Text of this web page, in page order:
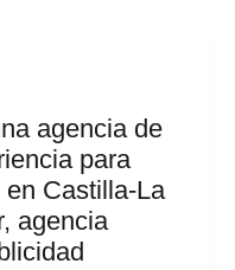
agencia de
para
Castilla-La
agencia